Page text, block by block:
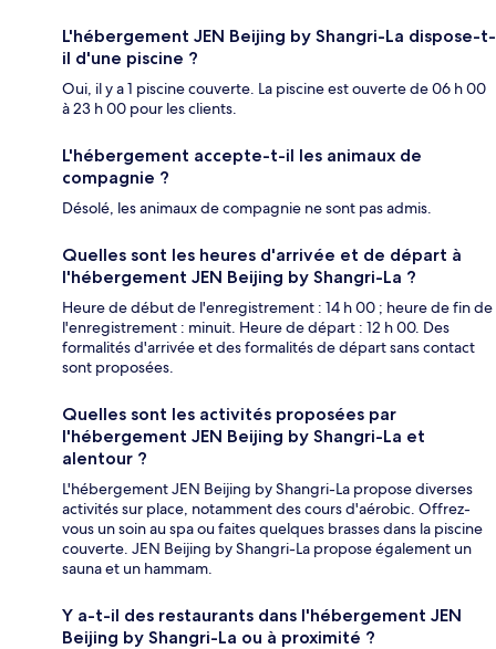
L'hébergement JEN Beijing by Shangri-La dispose-t-
il d'une piscine ?
Oui, il y a 1 piscine couverte. La piscine est ouverte de 06 h 00
à 23 h 00 pour les clients.
L'hébergement accepte-t-il les animaux de
compagnie ?
Désolé, les animaux de compagnie ne sont pas admis.
Quelles sont les heures d'arrivée et de départ à
l'hébergement JEN Beijing by Shangri-La ?
Heure de début de l'enregistrement : 14 h 00 ; heure de fin de
l'enregistrement : minuit. Heure de départ : 12 h 00. Des
formalités d'arrivée et des formalités de départ sans contact
sont proposées.
Quelles sont les activités proposées par
l'hébergement JEN Beijing by Shangri-La et
alentour ?
L'hébergement JEN Beijing by Shangri-La propose diverses
activités sur place, notamment des cours d'aérobic. Offrez-
vous un soin au spa ou faites quelques brasses dans la piscine
couverte. JEN Beijing by Shangri-La propose également un
sauna et un hammam.
Y a-t-il des restaurants dans l'hébergement JEN
Beijing by Shangri-La ou à proximité ?